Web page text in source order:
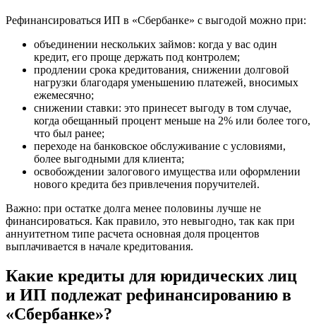
Рефинансироваться ИП в «Сбербанке» с выгодой можно при:
объединении нескольких займов: когда у вас один
кредит, его проще держать под контролем;
продлении срока кредитования, снижении долговой
нагрузки благодаря уменьшению платежей, вносимых
ежемесячно;
снижении ставки: это принесет выгоду в том случае,
когда обещанный процент меньше на 2% или более того,
что был ранее;
переходе на банковское обслуживание с условиями,
более выгодными для клиента;
освобождении залогового имущества или оформлении
нового кредита без привлечения поручителей.
Важно: при остатке долга менее половины лучше не
финансироваться. Как правило, это невыгодно, так как при
аннуитетном типе расчета основная доля процентов
выплачивается в начале кредитования.
Какие кредиты для юридических лиц
и ИП подлежат рефинансированию в
«Сбербанке»?